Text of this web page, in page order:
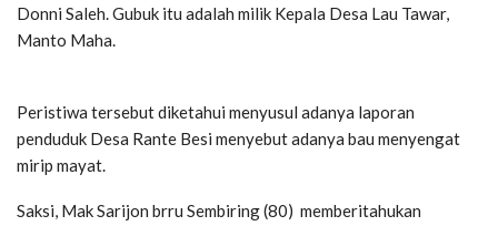
Donni Saleh. Gubuk itu adalah milik Kepala Desa Lau Tawar,
Manto Maha.
Peristiwa tersebut diketahui menyusul adanya laporan
penduduk Desa Rante Besi menyebut adanya bau menyengat
mirip mayat.
Saksi, Mak Sarijon brru Sembiring (80) memberitahukan